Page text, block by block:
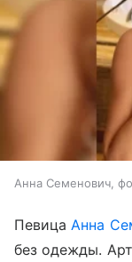
Анна Семенович,
Певица Анна
без одежды.